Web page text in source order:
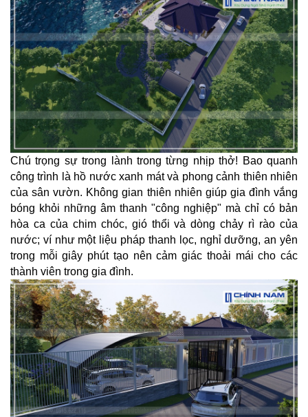
KHÁCH
HÀNG
LIÊN
HỆ
Chú trọng sự trong lành trong từng nhịp thở! Bao quanh
công trình là hồ nước xanh mát và phong cảnh thiên nhiên
của sân vườn. Không gian thiên nhiên giúp gia đình vắng
bóng khỏi những âm thanh "công nghiệp" mà chỉ có bản
hòa ca của chim chóc, gió thổi và dòng chảy rì rào của
nước; ví như một liệu pháp thanh lọc, nghỉ dưỡng, an yên
trong mỗi giây phút tạo nên cảm giác thoải mái cho các
thành viên trong gia đình.